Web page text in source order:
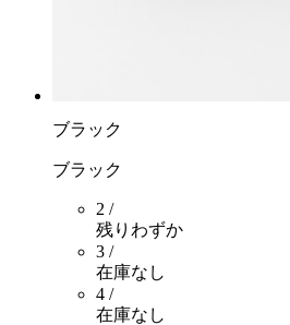
ブラック
ブラック
2 /
残りわずか
3 /
在庫なし
4 /
在庫なし